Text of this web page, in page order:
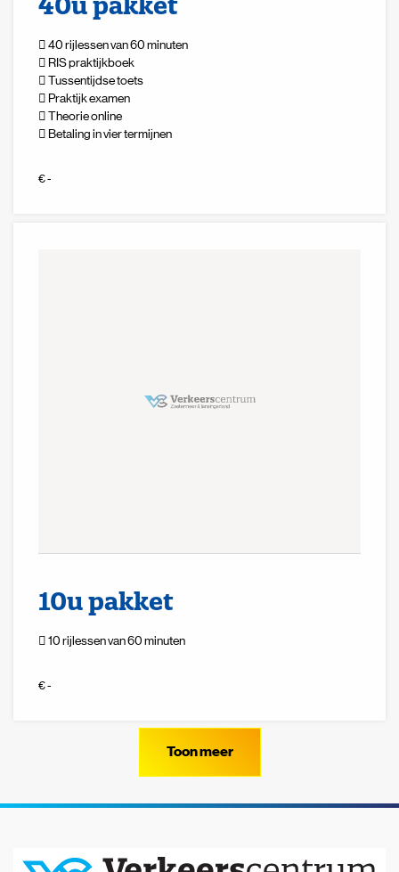
40 rijlessen van 60 minuten
RIS praktijkboek
Tussentijdse toets
Praktijk examen
Theorie online
Betaling in vier termijnen
€ -
10u pakket
10 rijlessen van 60 minuten
€ -
Toon meer